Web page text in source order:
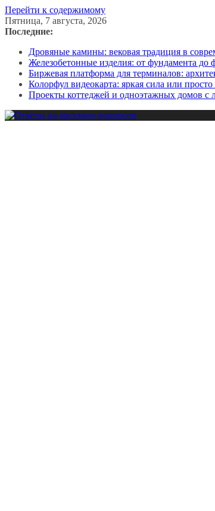
Перейти к содержимому
Пятница, 7 августа, 2026
Последние:
Дровяные камины: вековая традиция в
Железобетонные изделия: от фундамента до
Биржевая платформа для терминалов:
Колорфул видеокарта: яркая сила или просто
Проекты коттеджей и одноэтажных домов